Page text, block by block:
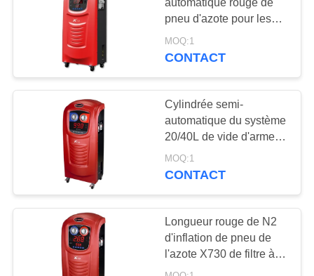
SUJET
NOUS
VISITE
D'USINE
CONTRÔLE
DE
QUALITÉ
récupération à C.A.
Machine
réfrigérante de
récupération de
voiture
61
Machine de
57
automatique rouge de
pneu d'azote pour les
voitures et le Mini Bus
X730
MOQ:1
CONTACT
Cylindrée semi-
automatique du système
20/40L de vide d'arme à
feu d'inflation de
gonfleur de pneu d'azote
MOQ:1
CONTACT
Longueur rouge de N2
d'inflation de pneu de
l'azote X730 de filtre à
air de qualité du tuyau